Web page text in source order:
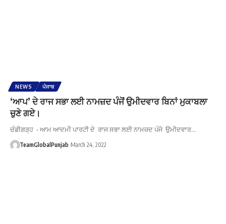
NEWS ਪੰਜਾਬ
‘ਆਪ’ ਦੇ ਰਾਜ ਸਭਾ ਲਈ ਨਾਮਜ਼ਦ ਪੰਜੋਂ ਉਮੀਦਵਾਰ ਬਿਨਾਂ ਮੁਕਾਬਲਾ
ਚੁਣੇ ਗਏ।
ਚੰਡੀਗੜ੍ਹ - ਆਮ ਆਦਮੀ ਪਾਰਟੀ ਦੇ ਰਾਜ ਸਭਾ ਲਈ ਨਾਮਜ਼ਦ ਪੰਜੋ ਉਮੀਦਵਾਰ…
TeamGlobalPunjab March 24, 2022